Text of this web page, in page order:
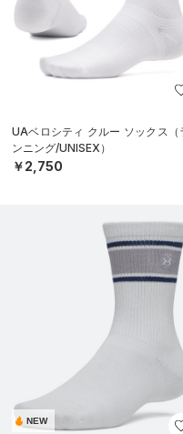
UAベロシティ クルー ソックス（
ンニング/UNISEX）
￥2,750
NEW